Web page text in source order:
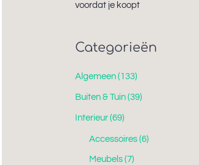
voordat je koopt
Categorieën
Algemeen (133)
Buiten & Tuin (39)
Interieur (69)
Accessoires(6)
Meubels(7)